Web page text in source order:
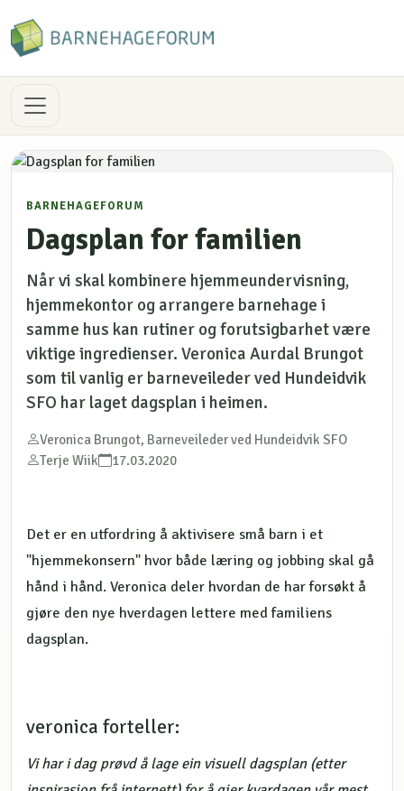
BARNEHAGEFORUM
Dagsplan for familien
Når vi skal kombinere hjemmeundervisning,
hjemmekontor og arrangere barnehage i
samme hus kan rutiner og forutsigbarhet være
viktige ingredienser. Veronica Aurdal Brungot
som til vanlig er barneveileder ved Hundeidvik
SFO har laget dagsplan i heimen.
Veronica Brungot, Barneveileder ved Hundeidvik SFO
Terje Wiik
17.03.2020
Det er en utfordring å aktivisere små barn i et
"hjemmekonsern" hvor både læring og jobbing skal gå
hånd i hånd. Veronica deler hvordan de har forsøkt å
gjøre den nye hverdagen lettere med familiens
dagsplan.
veronica forteller:
Vi har i dag prøvd å lage ein visuell dagsplan (etter